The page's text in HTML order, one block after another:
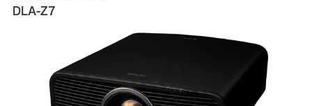
DLA-Z7